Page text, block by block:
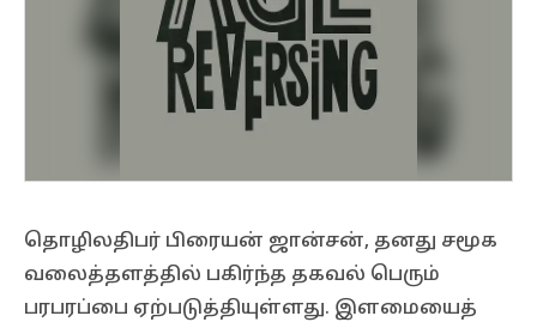
தொழிலதிபர் பிரையன் ஜான்சன், தனது சமூக
வலைத்தளத்தில் பகிர்ந்த தகவல் பெரும்
பரபரப்பை ஏற்படுத்தியுள்ளது. இளமையைத்